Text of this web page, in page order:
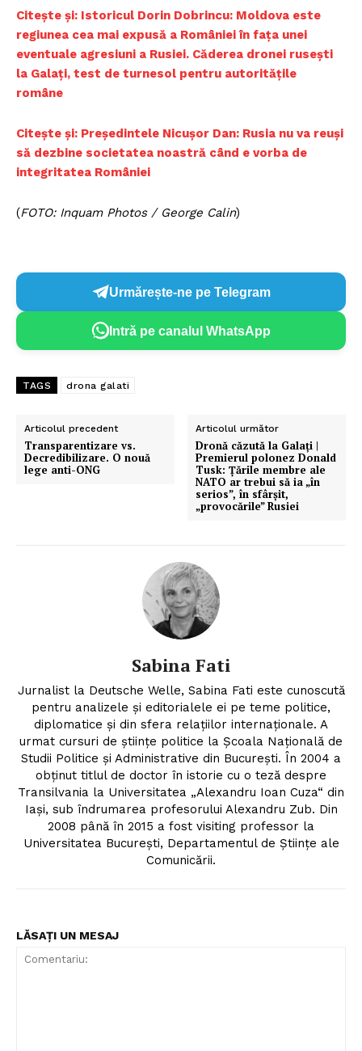
Citește și: Istoricul Dorin Dobrincu: Moldova este
regiunea cea mai expusă a României în fața unei
eventuale agresiuni a Rusiei. Căderea dronei rusești
la Galați, test de turnesol pentru autoritățile
române
Citește și: Președintele Nicuşor Dan: Rusia nu va reuşi
să dezbine societatea noastră când e vorba de
integritatea României
(FOTO: Inquam Photos / George Calin)
Urmărește-ne pe Telegram
Intră pe canalul WhatsApp
TAGS drona galati
Articolul precedent
Transparentizare vs.
Decredibilizare. O nouă
lege anti-ONG
Articolul următor
Dronă căzută la Galați |
Premierul polonez Donald
Tusk: Țările membre ale
NATO ar trebui să ia „în
serios”, în sfârșit,
„provocările” Rusiei
Sabina Fati
Jurnalist la Deutsche Welle, Sabina Fati este cunoscută
pentru analizele şi editorialele ei pe teme politice,
diplomatice şi din sfera relaţiilor internaţionale. A
urmat cursuri de ştiinţe politice la Şcoala Naţională de
Studii Politice şi Administrative din Bucureşti. În 2004 a
obţinut titlul de doctor în istorie cu o teză despre
Transilvania la Universitatea „Alexandru Ioan Cuza“ din
Iaşi, sub îndrumarea profesorului Alexandru Zub. Din
2008 până în 2015 a fost visiting professor la
Universitatea Bucureşti, Departamentul de Ştiinţe ale
Comunicării.
LĂSAȚI UN MESAJ